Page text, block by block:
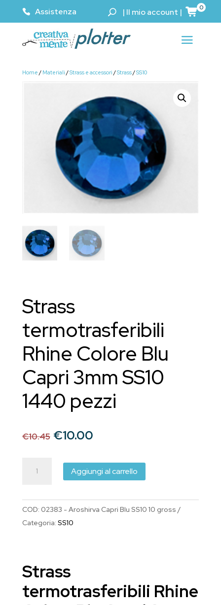
Assistenza | Il mio account | 0
Home / Materiali /Strass e accessori /Strass/SS10
Strass
termotrasferibili
Rhine Colore Blu
Capri 3mm SS10
1440 pezzi
€10.45 Il
originale
era:
€10.00Il
attuale
è:
termotrasferibili
1440
pezzi
quantità
Aggiungi al carrello
COD: 02383 - Aroshirva Capri Blu SS10 10 gross
Categoria: SS10
Strass
termotrasferibili Rhine